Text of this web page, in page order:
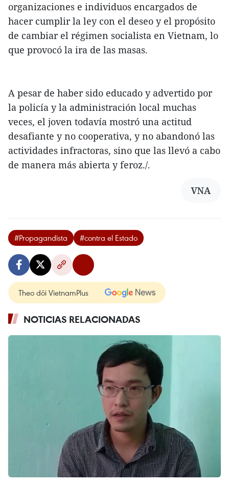
organizaciones e individuos encargados de
hacer cumplir la ley con el deseo y el propósito
de cambiar el régimen socialista en Vietnam, lo
que provocó la ira de las masas.
A pesar de haber sido educado y advertido por
la policía y la administración local muchas
veces, el joven todavía mostró una actitud
desafiante y no cooperativa, y no abandonó las
actividades infractoras, sino que las llevó a cabo
de manera más abierta y feroz./.
VNA
#Propagandista #contra el Estado
Theo dõi VietnamPlus
NOTICIAS RELACIONADAS